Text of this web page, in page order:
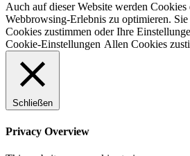
Auch auf dieser Website werden Cookies
Webbrowsing-Erlebnis zu optimieren.
Cookies zustimmen oder Ihre
Cookie-Einstellungen Allen Cookies
Schließen
Privacy Overview